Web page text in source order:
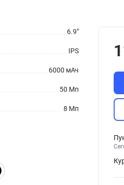
6.9"
IPS
6000 мАч
50 Мп
8 Мп